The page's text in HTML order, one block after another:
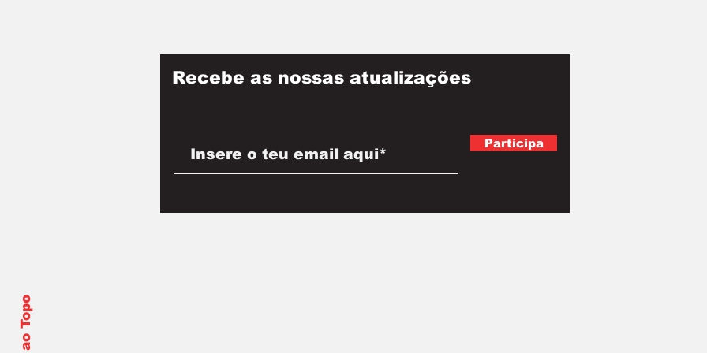
Recebe as nossas atualizações
Participa